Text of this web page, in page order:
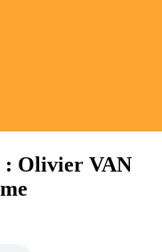
: Olivier VAN